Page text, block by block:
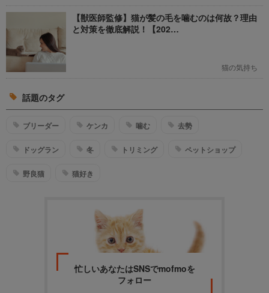
【獣医師監修】猫が髪の毛を噛むのは何故？理由
と対策を徹底解説！【202…
猫の気持ち
話題のタグ
ブリーダー ケンカ 噛む 去勢
ドッグラン 冬 トリミング ペットショップ
野良猫 猫好き
忙しいあなたはSNSでmofmoを
フォロー